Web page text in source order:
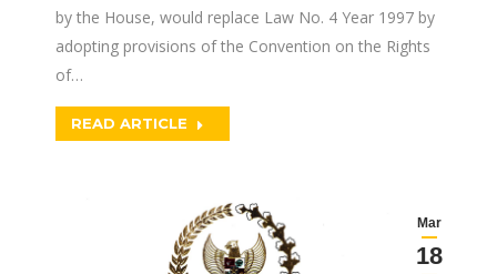
by the House, would replace Law No. 4 Year 1997 by
adopting provisions of the Convention on the Rights
of…
READ ARTICLE
Mar
18